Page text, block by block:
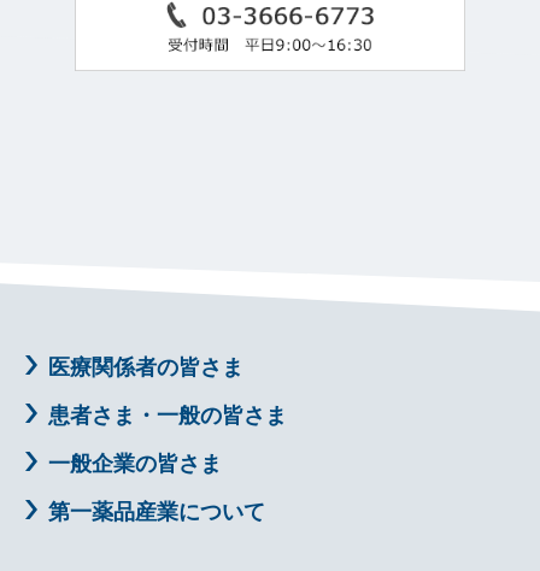
医療関係者の皆さま
患者さま・一般の皆さま
一般企業の皆さま
第一薬品産業について